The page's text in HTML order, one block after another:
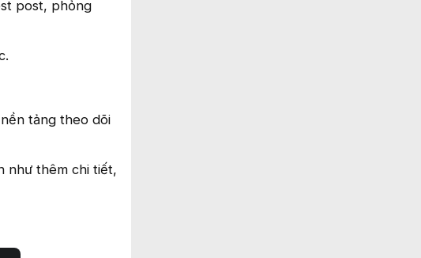
post, phỏng
tảng theo dõi
như thêm chi tiết,